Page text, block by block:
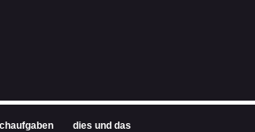
dies und das